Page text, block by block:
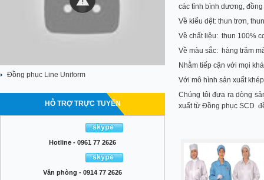
Đồng phục Line Uniform
HỖ TRỢ TRỰC TUYẾN
Hotline - 0961 77 2626
Văn phòng - 0914 77 2626
các tỉnh bình dương,
Về kiểu dệt: thun trơn,
Về chất liệu: thun 100%
Về màu sắc: hàng trăm
Nhằm tiếp cận với mọi
Với mô hình sản xuất
Chúng tôi đưa ra dòng
xuất từ Đồng phục SCD